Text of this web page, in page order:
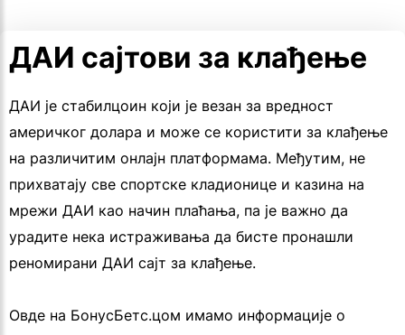
ДАИ сајтови за клађење
ДАИ је стабилцоин који је везан за вредност
америчког долара и може се користити за клађење
на различитим онлајн платформама. Међутим, не
прихватају све спортске кладионице и казина на
мрежи ДАИ као начин плаћања, па је важно да
урадите нека истраживања да бисте пронашли
реномирани ДАИ сајт за клађење.
Овде на БонусБетс.цом имамо информације о